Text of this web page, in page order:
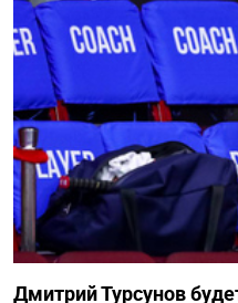
Дмитрий Турсунов